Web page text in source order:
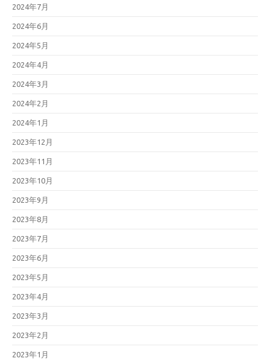
2024年7月
2024年6月
2024年5月
2024年4月
2024年3月
2024年2月
2024年1月
2023年12月
2023年11月
2023年10月
2023年9月
2023年8月
2023年7月
2023年6月
2023年5月
2023年4月
2023年3月
2023年2月
2023年1月